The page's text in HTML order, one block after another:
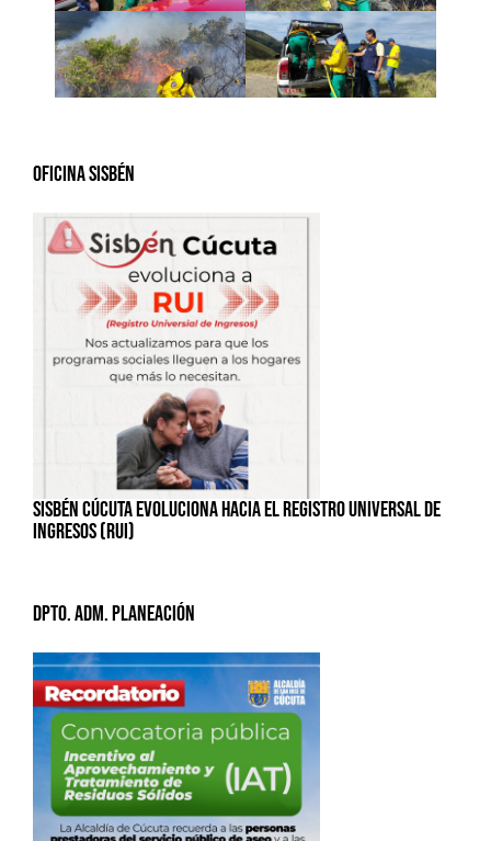
Oficina Sisbén
SISBÉN CÚCUTA EVOLUCIONA HACIA EL REGISTRO UNIVERSAL DE
INGRESOS (RUI)
Dpto. Adm. Planeación